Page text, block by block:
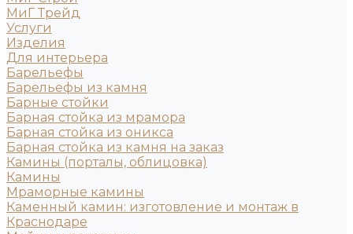
МиГ Трейд
Услуги
Изделия
Для интерьера
Барельефы
Барельефы из камня
Барные стойки
Барная стойка из мрамора
Барная стойка из оникса
Барная стойка из камня на заказ
Камины (порталы, облицовка)
Камины
Мраморные камины
Каменный камин: изготовление и монтаж в
Краснодаре